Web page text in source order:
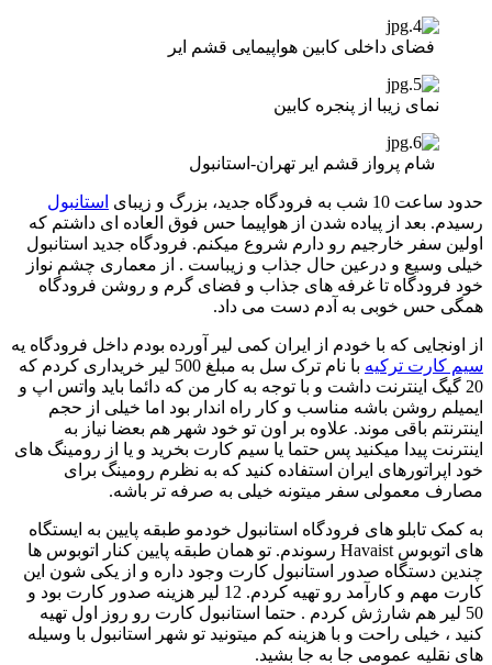
فضای داخلی کابین هواپیمایی قشم ایر
نمای زیبا از پنجره کابین
شام پرواز قشم ایر تهران-استانبول
حدود ساعت 10 شب به فرودگاه جدید، بزرگ و زیبای
استانبول
رسیدم. بعد از پیاده شدن از هواپیما حس فوق العاده ای داشتم که
اولین سفر خارجیم رو دارم شروع میکنم. فرودگاه جدید استانبول
خیلی وسیع و درعین حال جذاب و زیباست . از معماری چشم نواز
خود فرودگاه تا غرفه های جذاب و فضای گرم و روشن فرودگاه
همگی حس خوبی به آدم دست می داد.
از اونجایی که با خودم از ایران کمی لیر آورده بودم داخل فرودگاه یه
سیم کارت ترکیه
با نام ترک سل به مبلغ 500 لیر خریداری کردم که
20 گیگ اینترنت داشت و با توجه به کار من که دائما باید واتس اپ و
ایمیلم روشن باشه مناسب و کار راه اندار بود اما خیلی از حجم
اینترنتم باقی موند. علاوه بر اون تو خود شهر هم بعضا نیاز به
اینترنت پیدا میکنید پس حتما یا سیم کارت بخرید و یا از رومینگ های
خود اپراتورهای ایران استفاده کنید که به نظرم رومینگ برای
مصارف معمولی سفر میتونه خیلی به صرفه تر باشه.
به کمک تابلو های فرودگاه استانبول خودمو طبقه پایین به ایستگاه
های اتوبوس Havaist رسوندم. تو همان طبقه پایین کنار اتوبوس ها
چندین دستگاه صدور استانبول کارت وجود داره و از یکی شون این
کارت مهم و کارآمد رو تهیه کردم. 12 لیر هزینه صدور کارت بود و
50 لیر هم شارژش کردم . حتما استانبول کارت رو روز اول تهیه
کنید ، خیلی راحت و با هزینه کم میتونید تو شهر استانبول با وسیله
های نقلیه عمومی جا به جا بشید.